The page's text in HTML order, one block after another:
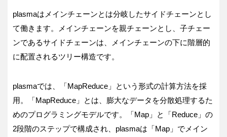
plasmaはメインチェーンとは分岐したサイドチェーンとし
て働きます。メインチェーンを親チェーンとし、子チェー
ンであるサイドチェーンは、メインチェーンの下に階層的
に配置されるツリー構造です。
plasmaでは、「MapReduce」という形式の計算方法を採
用。「MapReduce」とは、膨大なデータを分散処理するた
めのプログラミングモデルです。「Map」と「Reduce」の
2段階のステップで構成され、plasmaは「Map」でメイン